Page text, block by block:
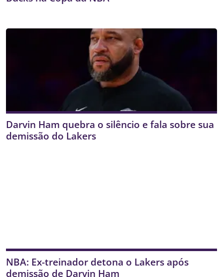
Darvin Ham quebra o silêncio e fala sobre sua
demissão do Lakers
NBA: Ex-treinador detona o Lakers após
demissão de Darvin Ham